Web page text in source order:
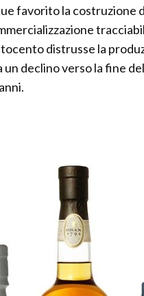
favorito la costruzione
distrusse la
declino verso la fine